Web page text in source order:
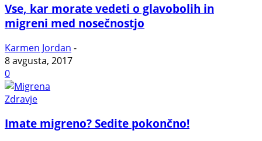
Vse, kar morate vedeti o glavobolih in
migreni med nosečnostjo
Karmen Jordan -
8 avgusta, 2017
0
Zdravje
Imate migreno? Sedite pokončno!